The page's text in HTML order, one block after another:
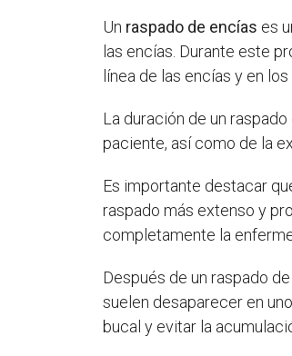
Un raspado de encías es
las encías. Durante este
línea de las encías y en
La duración de un
paciente, así como de la
Es importante destacar
raspado más extenso y
completamente la
Después de un raspado
suelen desaparecer en
bucal y evitar la